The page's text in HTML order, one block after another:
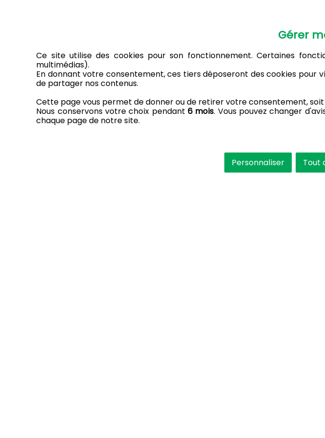
Gérer
Ce site utilise des cookies pour son fonctionnement. Certaines
multimédias).
En donnant votre consentement, ces tiers déposeront des cookies
de partager nos contenus.
Cette page vous permet de donner ou de retirer votre consentement,
Nous conservons votre choix pendant6 mois. Vous pouvez changer
chaque page de notre site.
Personnaliser Tout